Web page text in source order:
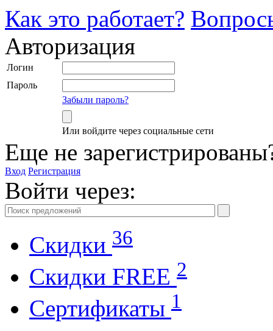
Как это работает?
Авторизация
Логин
Пароль
Забыли пароль?
Или войдите через социальные сети
Еще не
Вход Регистрация
Войти через:
Скидки 36
Cкидки FREE 2
Cертификаты 1